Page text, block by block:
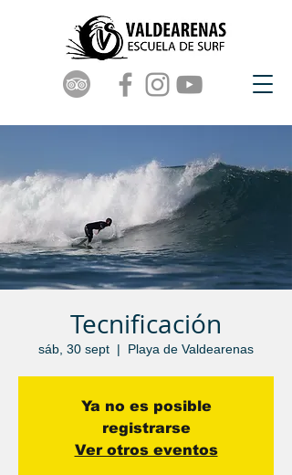
Tecnificación
sáb, 30 sept
  |
Playa de Valdearenas
Ya no es posible
registrarse
Ver otros eventos